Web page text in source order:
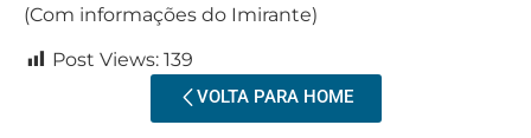
(Com informações do Imirante)
Post Views: 139
VOLTA PARA HOME